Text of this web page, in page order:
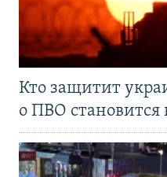
Кто защитит
о ПВО